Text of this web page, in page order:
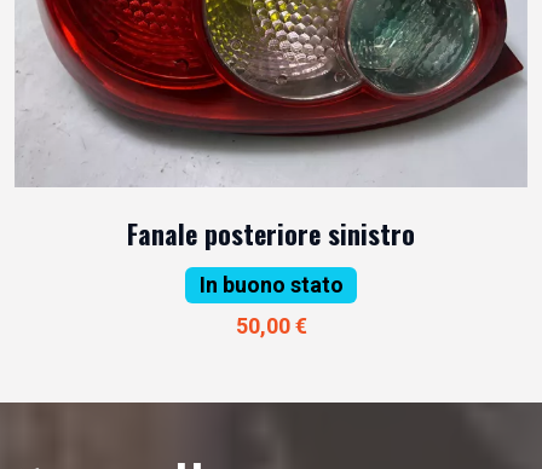
Fanale posteriore sinistro
In buono stato
50,00 €